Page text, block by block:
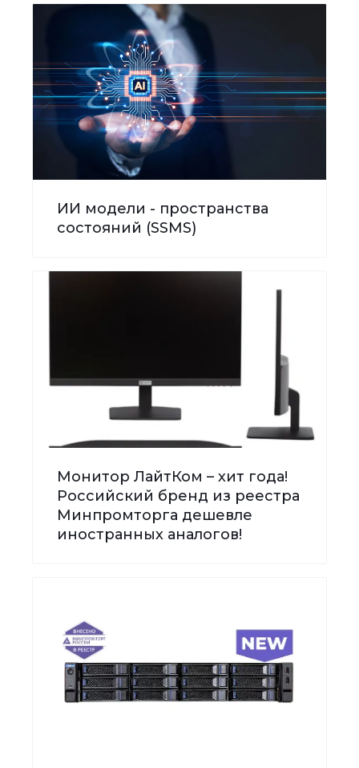
ИИ модели - пространства
состояний (SSMS)
Монитор ЛайтКом – хит года!
Российский бренд из реестра
Минпромторга дешевле
иностранных аналогов!